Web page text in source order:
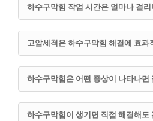
하수구막힘 작업 시간은 얼마나 걸
고압세척은 하수구막힘 해결에 효과
하수구막힘은 어떤 증상이 나타나
하수구막힘이 생기면 직접 해결해도